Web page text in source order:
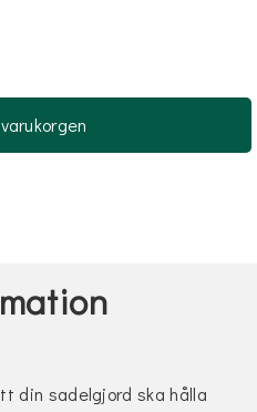
din sadelgjord ska hålla